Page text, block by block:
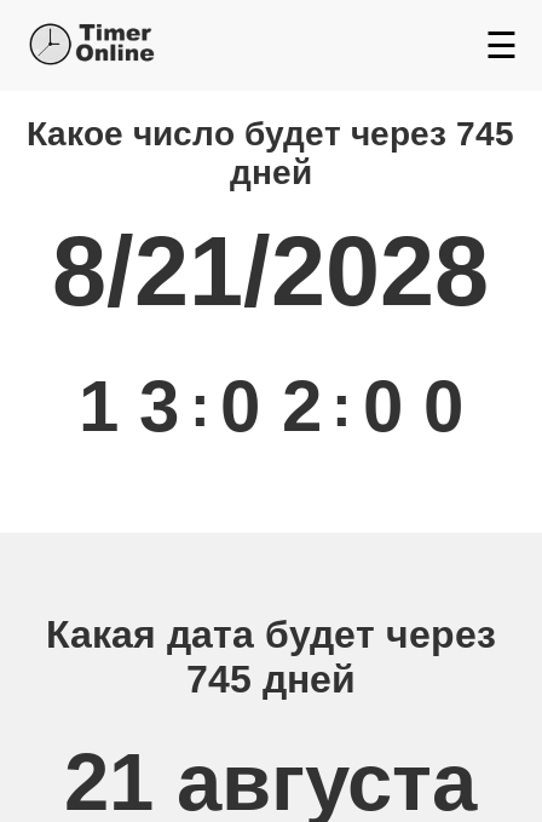
☰
Какой день будет через
Какое число будет через 745
дней
8/21/2028
1 3 : 0 2 : 0 0
Какая дата будет через
745 дней
21 августа